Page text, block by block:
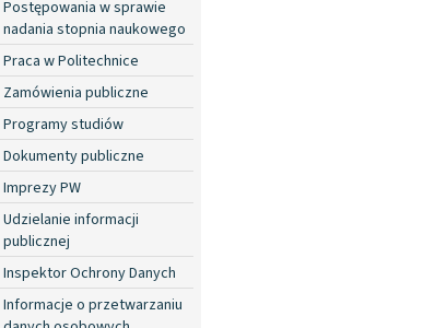
Postępowania w sprawie
nadania stopnia naukowego
Praca w Politechnice
Zamówienia publiczne
Programy studiów
Dokumenty publiczne
Imprezy PW
Udzielanie informacji
publicznej
Inspektor Ochrony Danych
Informacje o przetwarzaniu